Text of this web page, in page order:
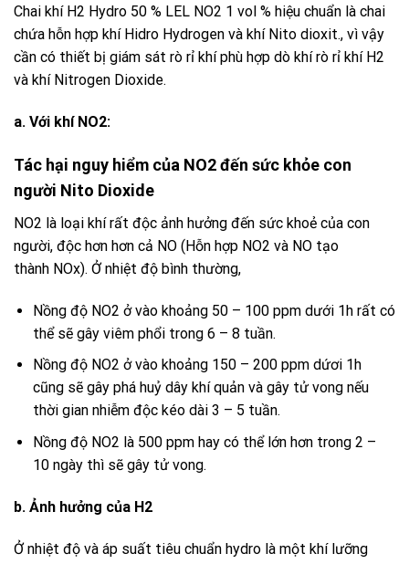
Chai khí H2 Hydro 50 % LEL NO2 1 vol % hiệu chuẩn là chai
chứa hỗn hợp khí Hidro Hydrogen và khí Nito dioxit., vì vậy
cần có thiết bị giám sát rò rỉ khíphù hợp dò khírò rỉ khí H2
và khí Nitrogen Dioxide.
a. Với khí NO2:
Tác hại nguy hiểm của NO2đến sức khỏe con
người Nito Dioxide
NO2 là loại khí rất độc ảnh hưởng đến sức khoẻ của con
người, độc hơn hơn cả NO (Hỗn hợp NO2 và NO tạo
thành NOx). Ở nhiệt độ bình thường,
Nồng độ NO2 ở vào khoảng 50 – 100 ppm dưới 1h rất có
thể sẽ gây viêm phổi trong 6 – 8 tuần.
Nồng độ NO2 ở vào khoảng 150 – 200 ppm dứơi 1h
cũng sẽ gây phá huỷ dây khí quản và gây tử vong nếu
thời gian nhiễm độc kéo dài 3 – 5 tuần.
Nồng độ NO2 là 500 ppm hay có thể lớn hơn trong 2 –
10 ngày thì sẽ gây tử vong.
b. Ảnh hưởng của H2
Ở nhiệt độ và áp suất tiêu chuẩn hydro là một khí lưỡng